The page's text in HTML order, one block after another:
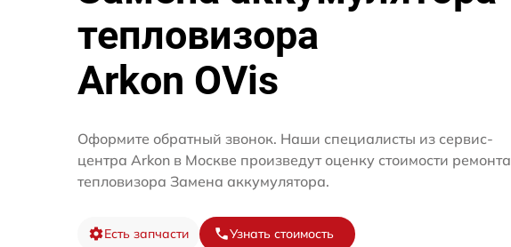
тепловизора
Arkon OVis
Оформите обратный звонок. Наши специалисты из сервис-
центра Arkon в Москве произведут оценку стоимости ремонта
тепловизора Замена аккумулятора.
Есть запчасти Узнать стоимость